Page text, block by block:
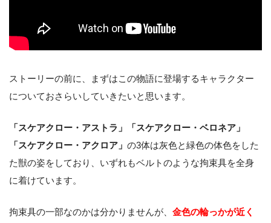
ストーリーの前に、まずはこの物語に登場するキャラクター
についておさらいしていきたいと思います。
「スケアクロー・アストラ」「スケアクロー・ベロネア」
「スケアクロー・アクロア」 の3体は灰色と緑色の体色をした
た獣の姿をしており、いずれもベルトのような拘束具を全身
に着けています。
拘束具の一部なのかは分かりませんが、 金色の輪っかが近く